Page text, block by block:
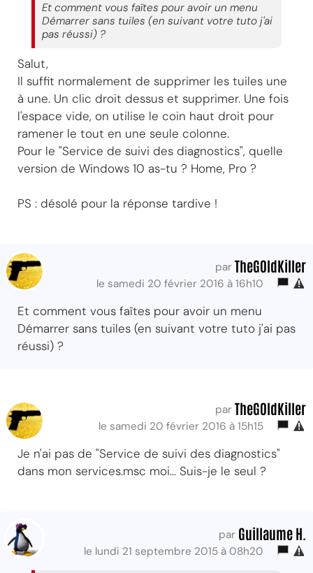
Et comment vous faîtes pour avoir un menu
Démarrer sans tuiles (en suivant votre tuto j'ai
pas réussi) ?
Salut,
Il suffit normalement de supprimer les tuiles une
à une. Un clic droit dessus et supprimer. Une fois
l'espace vide, on utilise le coin haut droit pour
ramener le tout en une seule colonne.
Pour le "Service de suivi des diagnostics", quelle
version de Windows 10 as-tu ? Home, Pro ?
PS : désolé pour la réponse tardive !
par TheG0ldKiller
le samedi 20 février 2016 à 16h10
Et comment vous faîtes pour avoir un menu
Démarrer sans tuiles (en suivant votre tuto j'ai pas
réussi) ?
par TheG0ldKiller
le samedi 20 février 2016 à 15h15
Je n'ai pas de "Service de suivi des diagnostics"
dans mon services.msc moi... Suis-je le seul ?
par Guillaume H.
le lundi 21 septembre 2015 à 08h20